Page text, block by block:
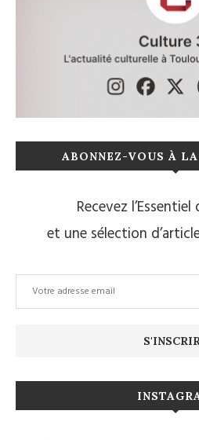
ABONNEZ-VOUS À
Recevez
et une sélection